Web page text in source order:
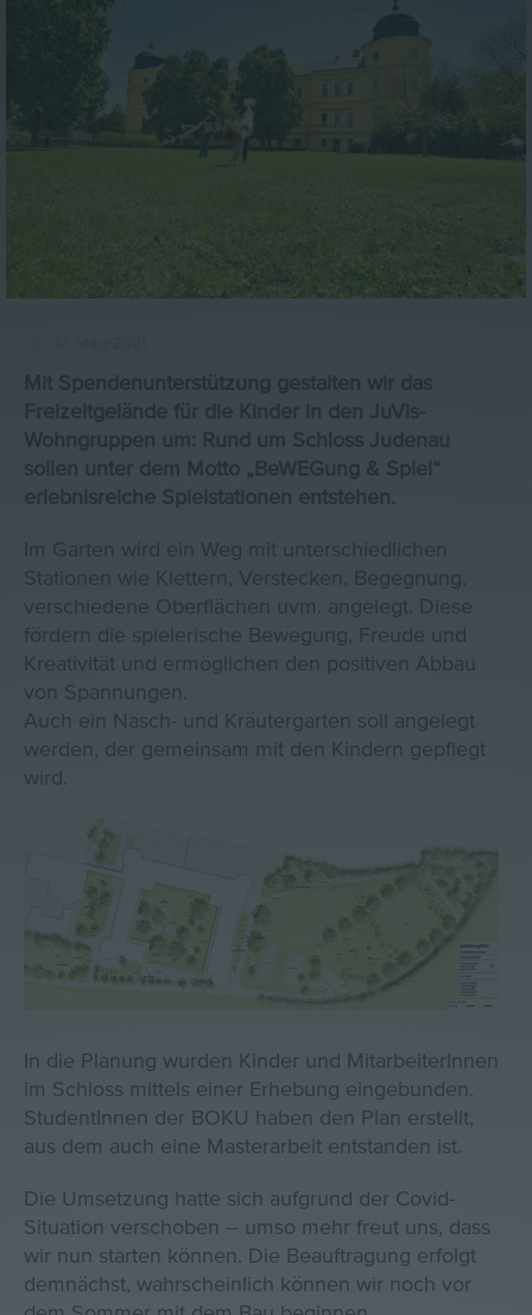
Freizeitgelände für die Kinder in den JuVis-
sollen unter dem Motto „BeWEGung & Spiel“
erlebnisreiche Spielstationen entstehen.
Im Garten wird ein Weg mit unterschiedlichen
Stationen wie Klettern, Verstecken, Begegnung,
verschiedene Oberflächen uvm. angelegt. Diese
fördern die spielerische Bewegung, Freude und
Kreativität und ermöglichen den positiven Abbau
von Spannungen.
Auch ein Nasch- und Kräutergarten soll angelegt
werden, der gemeinsam mit den Kindern gepflegt
wird.
In die Planung wurden Kinder und MitarbeiterInnen
im Schloss mittels einer Erhebung eingebunden.
StudentInnen der BOKU haben den Plan erstellt,
aus dem auch eine Masterarbeit entstanden ist.
Die Umsetzung hatte sich aufgrund der Covid-
Situation verschoben – umso mehr freut uns, dass
wir nun starten können. Die Beauftragung erfolgt
demnächst, wahrscheinlich können wir noch vor